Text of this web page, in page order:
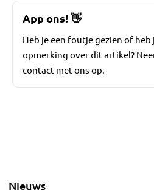
App ons!👋
Heb je een foutje gezien of heb
opmerking over dit artikel?
contact met ons op.
Nieuws